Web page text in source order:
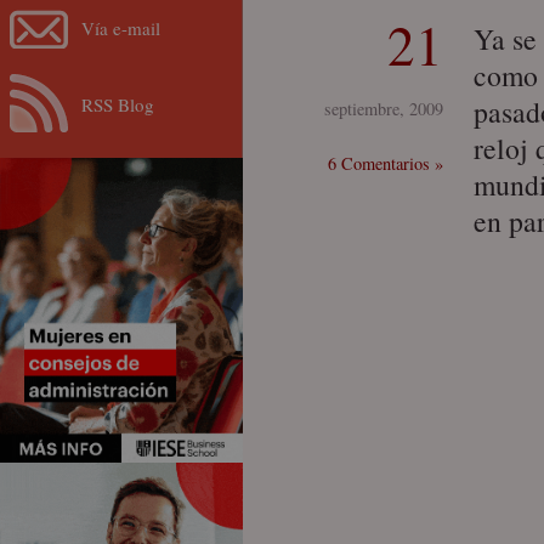
21
septiembre, 2009
6 Comentarios »
Ya
reloj
en
Vía e-mail
RSS Blog